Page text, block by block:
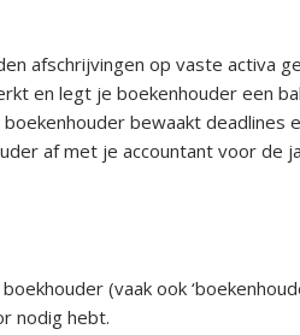
afschrijvingen op vaste activa
en legt je boekenhouder een
bewaakt deadlines
af met je accountant voor de
(vaak ook
nodig hebt.